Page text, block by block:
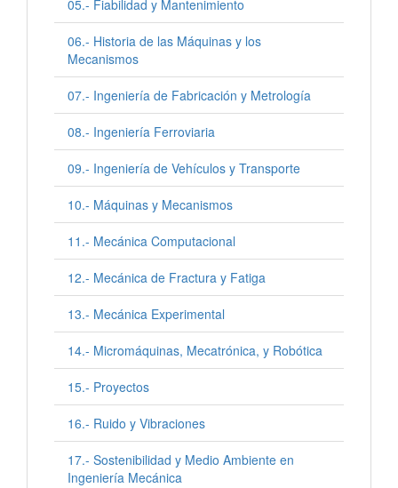
05.- Fiabilidad y Mantenimiento
06.- Historia de las Máquinas y los
Mecanismos
07.- Ingeniería de Fabricación y Metrología
08.- Ingeniería Ferroviaria
09.- Ingeniería de Vehículos y Transporte
10.- Máquinas y Mecanismos
11.- Mecánica Computacional
12.- Mecánica de Fractura y Fatiga
13.- Mecánica Experimental
14.- Micromáquinas, Mecatrónica, y Robótica
15.- Proyectos
16.- Ruido y Vibraciones
17.- Sostenibilidad y Medio Ambiente en
Ingeniería Mecánica